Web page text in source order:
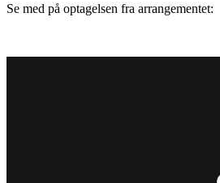
Se med på optagelsen fra arrangementet: